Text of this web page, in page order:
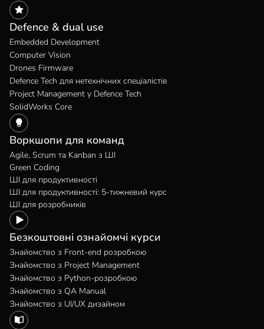
Defence & dual use
Embedded Development
Computer Vision
Drones Firmware
Defence Tech для нетехнічних спеціалістів
Project Management у Defence Tech
SolidWorks Core
Воркшопи для команд
Agile, Scrum та Kanban з ШІ
Green Coding
ШІ для продуктивності
ШІ для продуктивності: 5-тижневий курс
ШІ для розробників
Безкоштовні ознайомчі курси
Знайомство з Front-end розробкою
Знайомство з Project Management
Знайомство з Python-розробкою
Знайомство з QA Manual
Знайомство з UI/UX дизайном